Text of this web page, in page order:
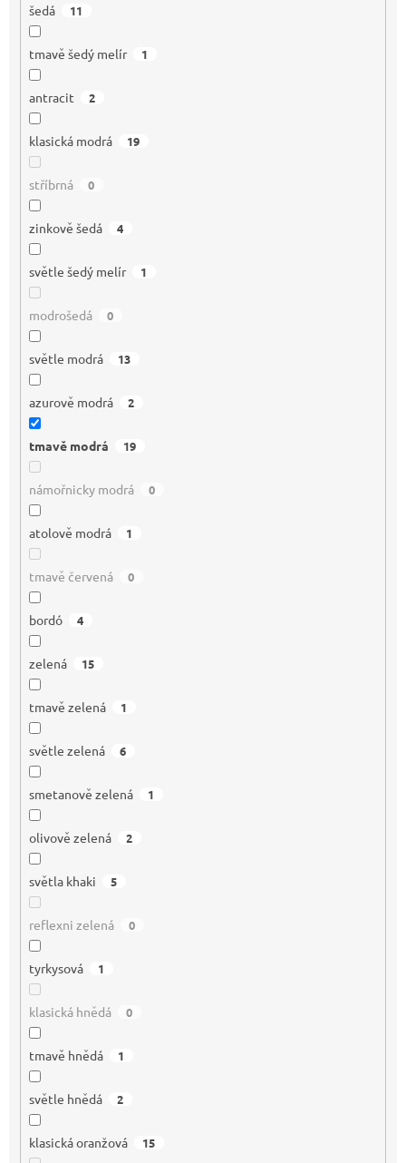
šedá 11
tmavě šedý melír 1
antracit 2
klasická modrá 19
stříbrná 0
zinkově šedá 4
světle šedý melír 1
modrošedá 0
světle modrá 13
azurově modrá 2
tmavě modrá 19
námořnicky modrá 0
atolově modrá 1
tmavě červená 0
bordó 4
zelená 15
tmavě zelená 1
světle zelená 6
smetanově zelená 1
olivově zelená 2
světla khaki 5
reflexni zelená 0
tyrkysová 1
klasická hnědá 0
tmavě hnědá 1
světle hnědá 2
klasická oranžová 15